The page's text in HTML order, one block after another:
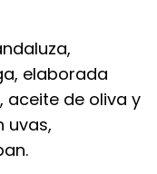
elaborada
aceite de oliva y
uvas,